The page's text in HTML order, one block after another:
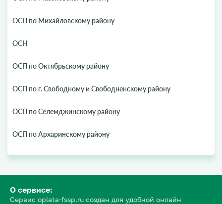
ОСП по Михайловскому району
ОСН
ОСП по Октябрьскому району
ОСП по г. Свободному и Свободненскому району
ОСП по Селемджинскому району
ОСП по Архаринскому району
О сервисе:
Сервис oplata-fssp.ru создан для удобной онлайн